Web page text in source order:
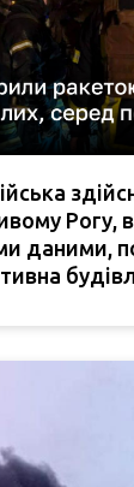
Рогу,
даними,